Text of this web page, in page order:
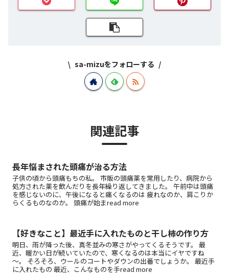
sa-mizuをフォローする
関連記事
長年悩まされた頭痛が治る方法
子供の頃から頭痛もちの私。 市販の頭痛薬を常用したり、病院から
処方された薬を飲んだりを長年繰り返してきました。 午前中は頭痛
を感じないのに、午後になると痛くなるのは 疲れなのか、肩こりか
らくるものなのか。 頭痛が始まread more
【好きなこと】最近手に入れたものと干し柿の作り方
明日、雨が降った後、真冬並みの寒さがやってくるそうです。 最
近、暖かい日が続いていたので、寒くなるのは本当にイヤですね
～。 そろそろ、ウールのコートやダウンの出番でしょうか。 最近手
に入れたもの 最近、こんなものを手read more